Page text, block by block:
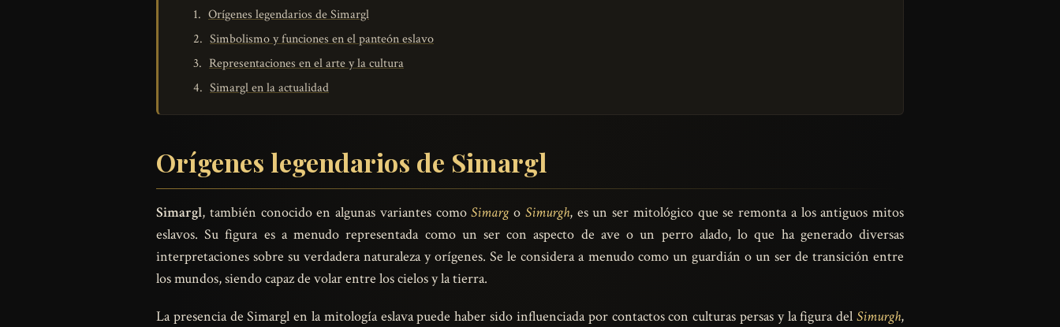
Orígenes legendarios de Simargl
Simbolismo y funciones en el panteón eslavo
Representaciones en el arte y la cultura
Simargl en la actualidad
Orígenes legendarios de Simargl
Simargl, también conocido en algunas variantes comoSimargo Simurgh, es un ser mitológico que se remonta a los antiguos mitos
eslavos. Su figura es a menudo representada como un ser con aspecto de ave o un perro alado, lo que ha generado diversas
interpretaciones sobre su verdadera naturaleza y orígenes. Se le considera a menudo como un guardián o un ser de transición entre
los mundos, siendo capaz de volar entre los cielos y la tierra.
La presencia de Simargl en la mitología eslava puede haber sido influenciada por contactos con culturas persas y la figura del Simurgh,